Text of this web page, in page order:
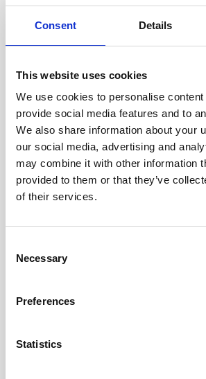
Consent Details
This website uses cookies
We use cookies to personalise
provide social media features and to
We also share information about your
our social media, advertising and
may combine it with other information
provided to them or that they’ve
of their services.
Selection
Necessary
Preferences
Statistics
Voit myös varata oman henkilökohtaisen
yritysneuvontaan Business Äänekosken
Varaa aika yritysneuvontaan!
Lisää kalenteriin
Päivämäärä:
Aika:
Suomen